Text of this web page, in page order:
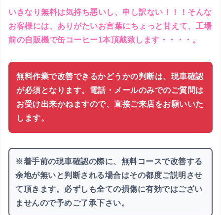
いきなり無料は気持ち悪いし、申し訳ない！！！そんな
お客様には、ありがたいお言葉にちょっと甘えて、工場
前の自販機で缶コーヒー1本頂戴致します・・・・。
無料作業で改善できるかどうかの判断は、現車確認
が必須となります。電話・メールのみでのご質問は
お受け出来かねますので、直接ご来店をお願いいた
します。
※着手前の現車確認の際に、無料コースで改善する
余地が無いと判断される場合はその都度ご説明させ
て頂きます。必ずしも全ての損傷に有効ではござい
ませんので予めご了承下さい。